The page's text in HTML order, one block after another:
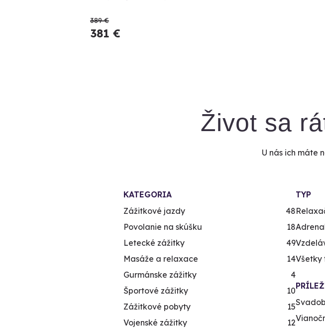
389 €
381 €
Život sa
U nás ich máte
KATEGORIA
Zážitkové jazdy
48
Povolanie na skúšku
18
Letecké zážitky
49
Masáže a relaxace
14
Gurmánske zážitky
4
Športové zážitky
10
Zážitkové pobyty
15
Vojenské zážitky
12
TYP
Všetky